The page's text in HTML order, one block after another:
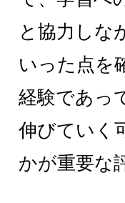
と協力しな
いった点を
経験であっ
伸びていく
かが重要な